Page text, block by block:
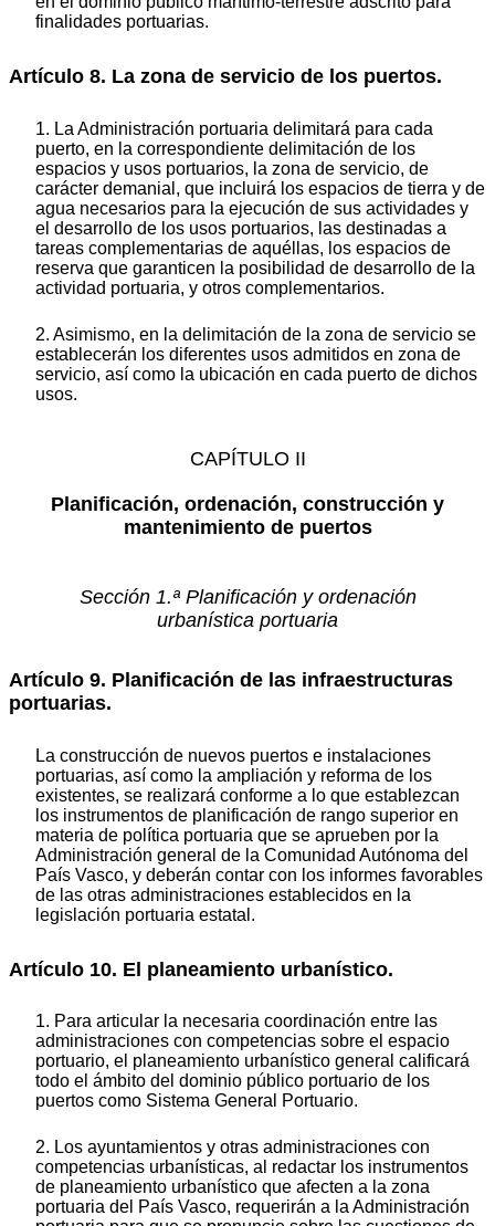
finalidades portuarias.
Artículo 8. La zona de servicio de los puertos.
1. La Administración portuaria delimitará para cada
puerto, en la correspondiente delimitación de los
espacios y usos portuarios, la zona de servicio, de
carácter demanial, que incluirá los espacios de tierra y de
agua necesarios para la ejecución de sus actividades y
el desarrollo de los usos portuarios, las destinadas a
tareas complementarias de aquéllas, los espacios de
reserva que garanticen la posibilidad de desarrollo de la
actividad portuaria, y otros complementarios.
2. Asimismo, en la delimitación de la zona de servicio se
establecerán los diferentes usos admitidos en zona de
servicio, así como la ubicación en cada puerto de dichos
usos.
CAPÍTULO II
Planificación, ordenación, construcción y
mantenimiento de puertos
Sección 1.ª Planificación y ordenación
urbanística portuaria
Artículo 9. Planificación de las infraestructuras
portuarias.
La construcción de nuevos puertos e instalaciones
portuarias, así como la ampliación y reforma de los
existentes, se realizará conforme a lo que establezcan
los instrumentos de planificación de rango superior en
materia de política portuaria que se aprueben por la
Administración general de la Comunidad Autónoma del
País Vasco, y deberán contar con los informes favorables
de las otras administraciones establecidos en la
legislación portuaria estatal.
Artículo 10. El planeamiento urbanístico.
1. Para articular la necesaria coordinación entre las
administraciones con competencias sobre el espacio
portuario, el planeamiento urbanístico general calificará
todo el ámbito del dominio público portuario de los
puertos como Sistema General Portuario.
2. Los ayuntamientos y otras administraciones con
competencias urbanísticas, al redactar los instrumentos
de planeamiento urbanístico que afecten a la zona
portuaria del País Vasco, requerirán a la Administración